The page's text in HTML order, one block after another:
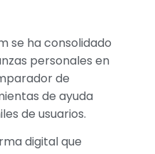
se ha consolidado
personales en
de
de ayuda
de usuarios.
digital que